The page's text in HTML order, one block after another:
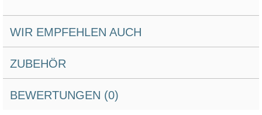
WIR EMPFEHLEN AUCH
ZUBEHÖR
BEWERTUNGEN (0)